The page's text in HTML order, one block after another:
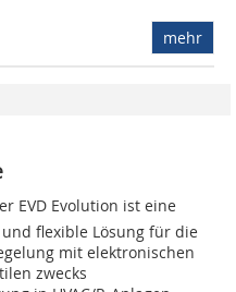
mehr
EVD Evolution ist eine
flexible Lösung für die
mit elektronischen
zwecks